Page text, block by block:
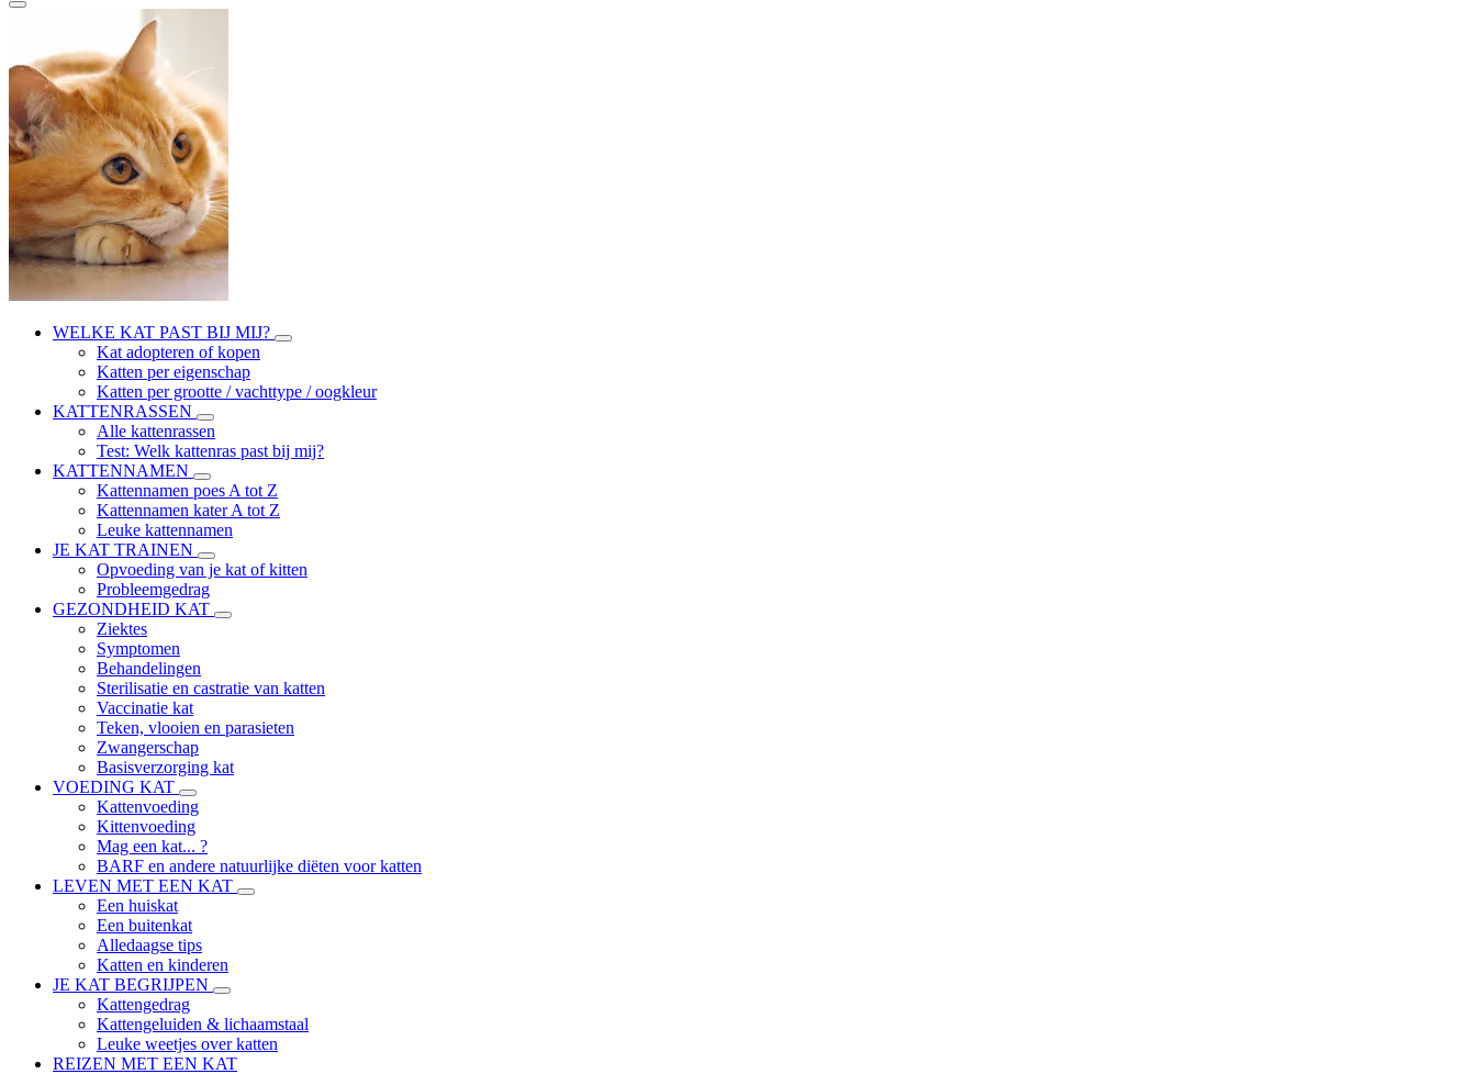
WELKE KAT PAST BIJ MIJ?
Kat adopteren of kopen
Katten per eigenschap
Katten per grootte / vachttype / oogkleur
KATTENRASSEN
Alle kattenrassen
Test: Welk kattenras past bij mij?
KATTENNAMEN
Kattennamen poes A tot Z
Kattennamen kater A tot Z
Leuke kattennamen
JE KAT TRAINEN
Opvoeding van je kat of kitten
Probleemgedrag
GEZONDHEID KAT
Ziektes
Symptomen
Behandelingen
Sterilisatie en castratie van katten
Vaccinatie kat
Teken, vlooien en parasieten
Zwangerschap
Basisverzorging kat
VOEDING KAT
Kattenvoeding
Kittenvoeding
Mag een kat... ?
BARF en andere natuurlijke diëten voor katten
LEVEN MET EEN KAT
Een huiskat
Een buitenkat
Alledaagse tips
Katten en kinderen
JE KAT BEGRIJPEN
Kattengedrag
Kattengeluiden & lichaamstaal
Leuke weetjes over katten
REIZEN MET EEN KAT